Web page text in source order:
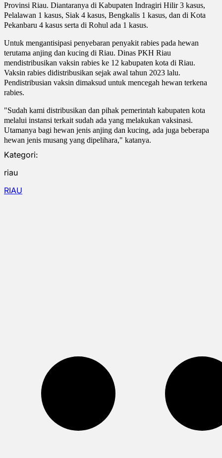
Provinsi Riau. Diantaranya di Kabupaten Indragiri Hilir 3 kasus,
Pelalawan 1 kasus, Siak 4 kasus, Bengkalis 1 kasus, dan di Kota
Pekanbaru 4 kasus serta di Rohul ada 1 kasus.
Untuk mengantisipasi penyebaran penyakit rabies pada hewan
terutama anjing dan kucing di Riau. Dinas PKH Riau
mendistribusikan vaksin rabies ke 12 kabupaten kota di Riau.
Vaksin rabies didistribusikan sejak awal tahun 2023 lalu.
Pendistribusian vaksin dimaksud untuk mencegah hewan terkena
rabies.
"Sudah kami distribusikan dan pihak pemerintah kabupaten kota
melalui instansi terkait sudah ada yang melakukan vaksinasi.
Utamanya bagi hewan jenis anjing dan kucing, ada juga beberapa
hewan jenis musang yang dipelihara," katanya.
Kategori:
riau
RIAU